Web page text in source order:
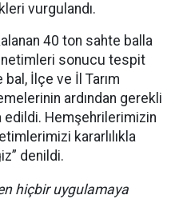
vurgulandı.
40 ton sahte balla
sonucu tespit
İlçe ve İl Tarım
ardından gerekli
edildi. Hemşehrilerimizin
kararlılıkla
denildi.
hiçbir uygulamaya